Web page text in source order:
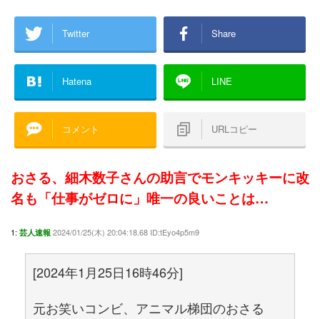
Twitter Share
Hatena LINE
コメント URLコピー
おさる、細木数子さんの助言でモンキッキーに改
名も「仕事がゼロに」唯一の良いことは…
1: 芸人速報 2024/01/25(木) 20:04:18.68 ID:tEyo4p5m9
[2024年1月25日16時46分]
元お笑いコンビ、アニマル梯団のおさる